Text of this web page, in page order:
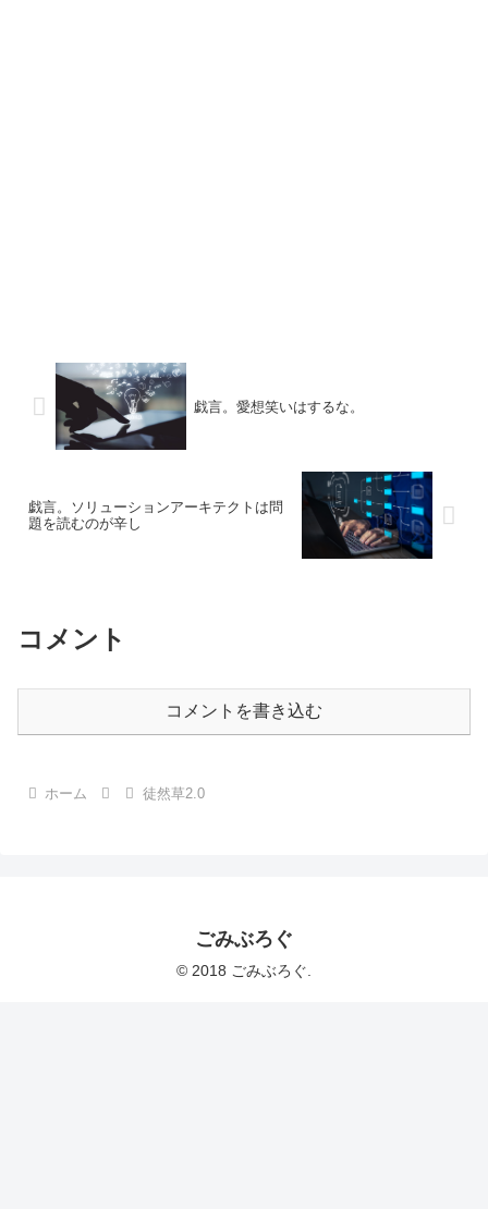
戯言。愛想笑いはするな。
戯言。ソリューションアーキテクトは問
題を読むのが辛し
コメント
コメントを書き込む
ホーム 徒然草2.0
ごみぶろぐ
© 2018 ごみぶろぐ.